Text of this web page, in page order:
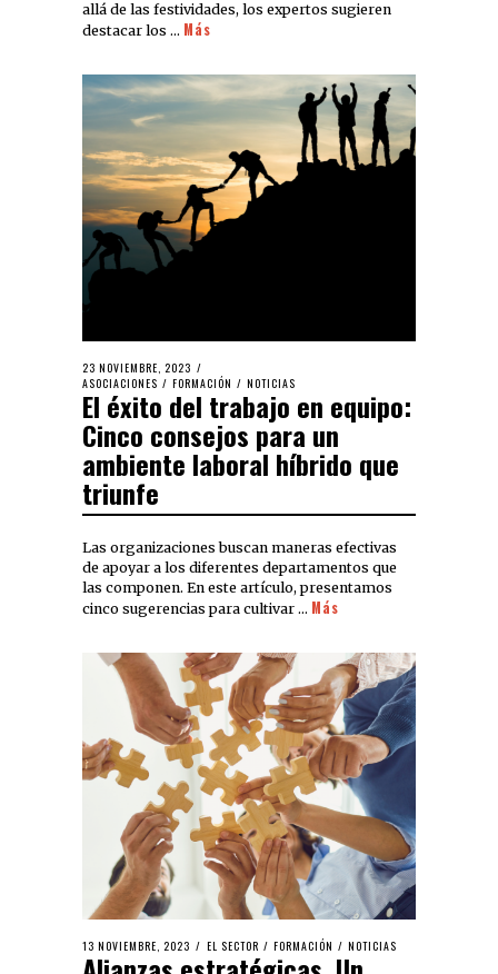
allá de las festividades, los expertos sugieren
destacar los … Más
23 NOVIEMBRE, 2023
ASOCIACIONES / FORMACIÓN / NOTICIAS
El éxito del trabajo en equipo:
Cinco consejos para un
ambiente laboral híbrido que
triunfe
Las organizaciones buscan maneras efectivas
de apoyar a los diferentes departamentos que
las componen. En este artículo, presentamos
cinco sugerencias para cultivar … Más
13 NOVIEMBRE, 2023 EL SECTOR / FORMACIÓN / NOTICIAS